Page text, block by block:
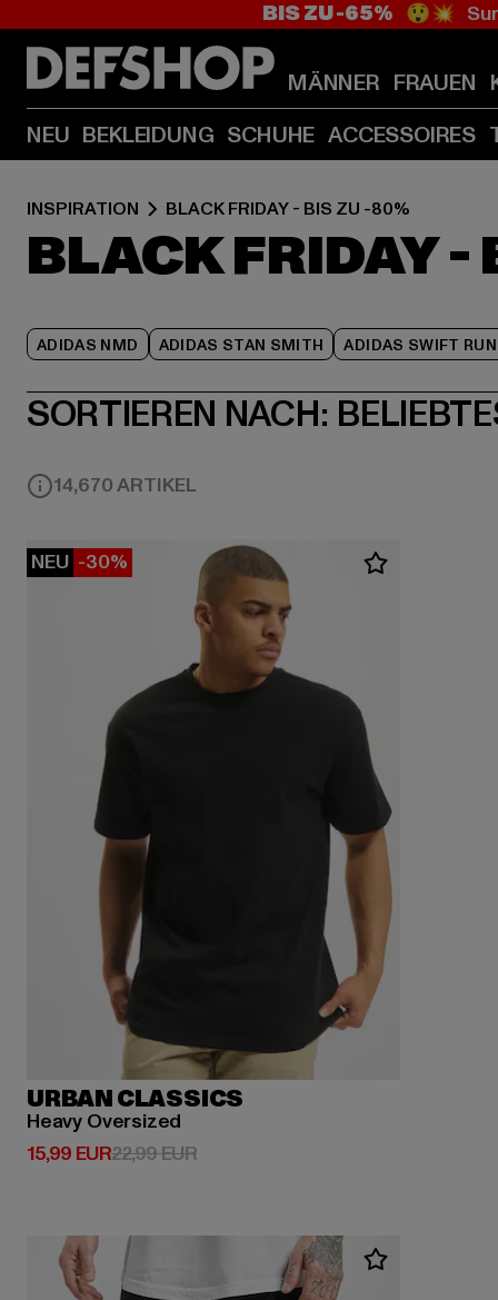
BIS ZU -65% 😲💥
MÄNNER FRAUEN
NEU BEKLEIDUNG SCHUHE ACCESSOIRES
INSPIRATION BLACK FRIDAY - BIS ZU -80%
BLACK FRIDAY -
ADIDAS NMD ADIDAS STAN SMITH ADIDAS SWIFT RUN
SORTIEREN NACH:
14,670 ARTIKEL
NEU -30%
URBAN CLASSICS
Heavy Oversized
15,99 EUR
Derzeitiger Preis: 15,99 EUR
22,99 EURAktionspreis: 22,99 EUR